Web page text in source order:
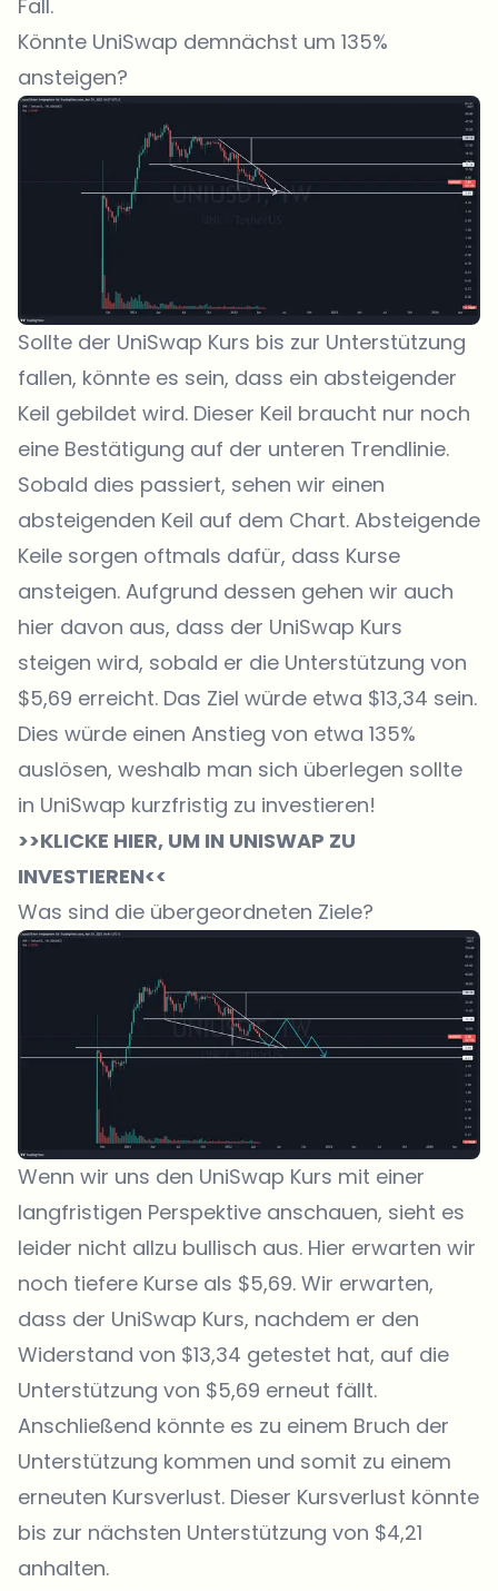
Fall.
Könnte UniSwap demnächst um 135%
ansteigen?
Sollte der UniSwap Kurs bis zur Unterstützung
fallen, könnte es sein, dass ein absteigender
Keil gebildet wird. Dieser Keil braucht nur noch
eine Bestätigung auf der unteren Trendlinie.
Sobald dies passiert, sehen wir einen
absteigenden Keil auf dem Chart. Absteigende
Keile sorgen oftmals dafür, dass Kurse
ansteigen. Aufgrund dessen gehen wir auch
hier davon aus, dass der UniSwap Kurs
steigen wird, sobald er die Unterstützung von
$5,69 erreicht. Das Ziel würde etwa $13,34 sein.
Dies würde einen Anstieg von etwa 135%
auslösen, weshalb man sich überlegen sollte
in UniSwap kurzfristig zu investieren!
>>KLICKE HIER, UM IN UNISWAP ZU
INVESTIEREN<<
Was sind die übergeordneten Ziele?
Wenn wir uns den UniSwap Kurs mit einer
langfristigen Perspektive anschauen, sieht es
leider nicht allzu bullisch aus. Hier erwarten wir
noch tiefere Kurse als $5,69. Wir erwarten,
dass der UniSwap Kurs, nachdem er den
Widerstand von $13,34 getestet hat, auf die
Unterstützung von $5,69 erneut fällt.
Anschließend könnte es zu einem Bruch der
Unterstützung kommen und somit zu einem
erneuten Kursverlust. Dieser Kursverlust könnte
bis zur nächsten Unterstützung von $4,21
anhalten.